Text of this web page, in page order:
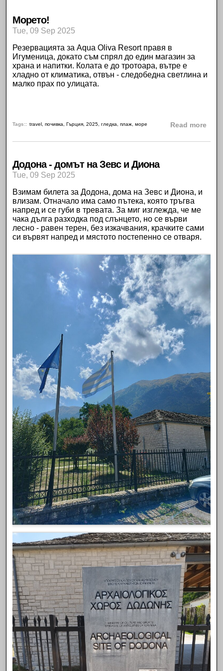
Морето!
Tue, 09 Sep 2025
Резервацията за Aqua Oliva Resortправя в
Игуменица, докато съм спрял до един магазин за
храна и напитки. Колата е до тротоара, вътре е
хладно от климатика, отвън - следобедна светлина и
малко прах по улицата.
Tags: travel,почивка,Гърция,2025,гледка,плаж,море Read more
Додона - домът на Зевс и Диона
Tue, 09 Sep 2025
Взимам билета за Додона, дома на Зевс и Диона, и
влизам. Отначало има само пътека, която тръгва
напред и се губи в тревата. За миг изглежда, че ме
чака дълга разходка под слънцето, но се върви
лесно - равен терен, без изкачвания, крачките сами
си вървят напред и мястото постепенно се отваря.